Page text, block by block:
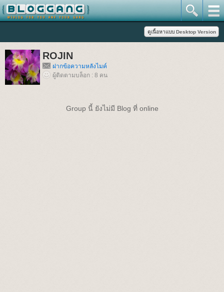
ROJIN
ฝากข้อความหลังไมค์
ผู้ติดตามบล็อก : 8 คน
Group นี้ ยังไม่มี Blog ที่ online